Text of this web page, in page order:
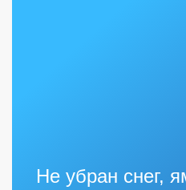
Не убран снег,